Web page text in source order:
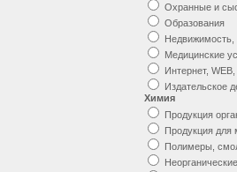
Охранные и
Образования
Недвижимость,
Медицинские
Интернет,
Издательское
Химия
Продукция
Продукция для
Полимеры,